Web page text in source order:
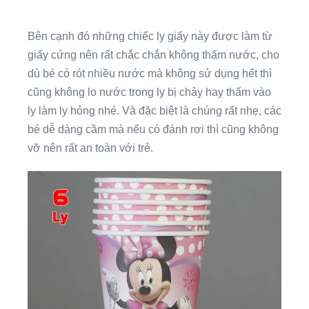
Bên cạnh đó những chiếc ly giấy này được làm từ
giấy cứng nên rất chắc chắn không thấm nước, cho
dù bé có rót nhiều nước mà không sử dụng hết thì
cũng không lo nước trong ly bị chảy hay thấm vào
ly làm ly hỏng nhé. Và đặc biệt là chúng rất nhẹ, các
bé dễ dàng cầm mà nếu có đánh rơi thì cũng không
vỡ nên rất an toàn với trẻ.